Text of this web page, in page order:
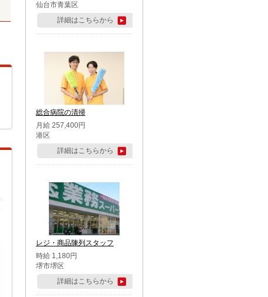
仙台市青葉区
詳細はこちらから
総合病院の清掃
月給 257,400円
港区
詳細はこちらから
レジ・商品陳列スタッフ
時給 1,180円
堺市堺区
詳細はこちらから